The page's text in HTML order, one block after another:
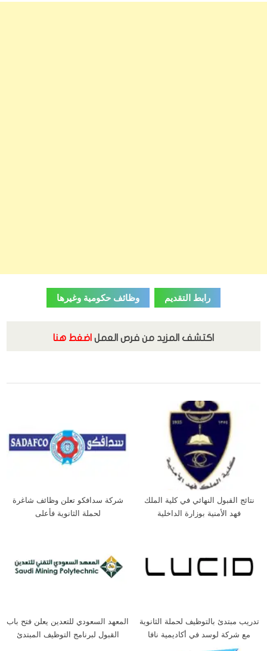
رابط التقديم وظائف حكومية وغيرها
اكتشف المزيد من فرص العمل اضغط هنا
نتائج القبول النهائي في كلية الملك
فهد الأمنية بوزارة الداخلية
شركة سدافكو تعلن وظائف شاغرة
لحملة الثانوية فأعلى
تدريب مبتدئ بالتوظيف لحملة الثانوية
مع شركة لوسد في أكاديمية نافا
المعهد السعودي للتعدين يعلن فتح باب
القبول لبرنامج التوظيف المبتدئ